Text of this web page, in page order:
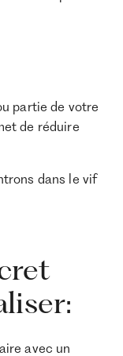
partie de votre
de réduire
dans le vif
avec un